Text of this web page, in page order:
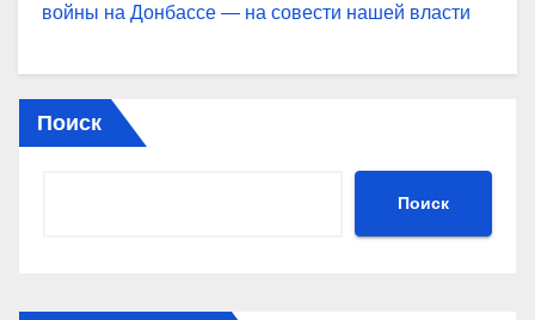
войны на Донбассе — на совести нашей власти
Поиск
Поиск